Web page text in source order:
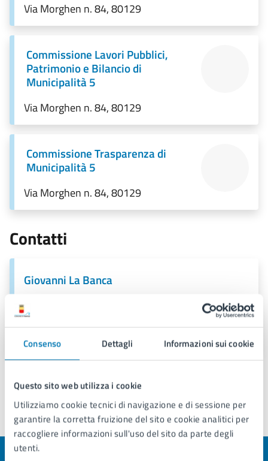
Consenso Dettagli Informazioni sui cookie
Questo sito web utilizza i cookie
Utilizziamo cookie tecnici di navigazione e di sessione per
garantire la corretta fruizione del sito e cookie analitici per
raccogliere informazioni sull'uso del sito da parte degli
utenti.
Via Morghen n. 84, 80129
Commissione Lavori Pubblici,
Patrimonio e Bilancio di
Municipalità 5
Via Morghen n. 84, 80129
Commissione Trasparenza di
Municipalità 5
Via Morghen n. 84, 80129
Contatti
Giovanni La Banca
PEC:
Ultimo aggiornamento:25/02/2026, 16:28